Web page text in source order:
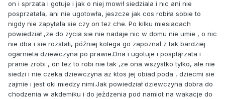
on i sprzata i gotuje i jak o niej mowił siedziala i nic ani nie
posprzatała, ani nie ugotowła, jeszcze jak cos robiła sobie to
nigdy nie zapytała sie czy on tez che. Po kilku miesiacach
powiedział ,ze do zycia sie nie nadaje nic w domu nie umie , o nic
nie dba i sie rozstali, później kolega go zapoznał z tak bardziej
ogarnieta dziewczyna po prawie.Ona i ugotuje i posptąrzata i
pranie zrobi , on tez to robi nie tak ,ze ona wszystko tylko, ale nie
siedzi i nie czeka dziewczyna az ktos jej obiad poda , dziecmi sie
zajmie i jest oki miedzy nimi.Jak powiedział dziewczyna dobra do
chodzenia w akdemiku i do jeżdzenia pod namiot na wakacje do